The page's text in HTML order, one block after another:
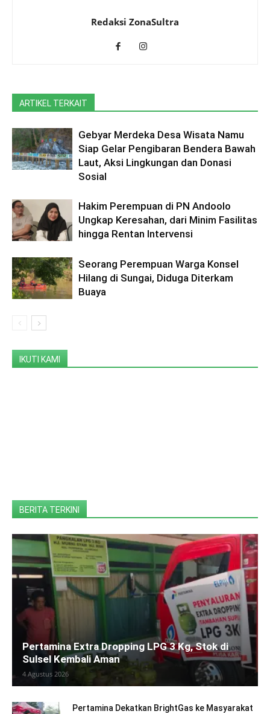
Redaksi ZonaSultra
ARTIKEL TERKAIT
Gebyar Merdeka Desa Wisata Namu
Siap Gelar Pengibaran Bendera Bawah
Laut, Aksi Lingkungan dan Donasi
Sosial
Hakim Perempuan di PN Andoolo
Ungkap Keresahan, dari Minim Fasilitas
hingga Rentan Intervensi
Seorang Perempuan Warga Konsel
Hilang di Sungai, Diduga Diterkam
Buaya
IKUTI KAMI
BERITA TERKINI
Pertamina Extra Dropping LPG 3 Kg, Stok di
Sulsel Kembali Aman
4 Agustus 2026
Pertamina Dekatkan BrightGas ke Masyarakat